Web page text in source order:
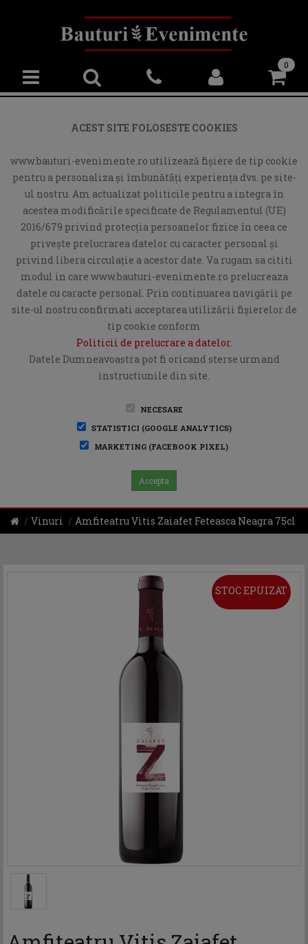
0
ACEST SITE FOLOSESTE COOKIES
www.bauturi-evenimente.ro utilizează fişiere de tip cookie
pentru a personaliza și îmbunătăți experiența dvs. pe site-
ul nostru. Am actualizat politicile pentru a integra în
acestea modificările specificate de Regulamentul (UE)
2016/679 privind protecția persoanelor fizice în ceea ce
privește prelucrarea datelor cu caracter personal și
privind libera circulație a acestor date. Va rugam sa cititi
modul in care www.bauturi-evenimente.ro prelucreaza
datele cu caracte personal. Prin continuarea navigării pe
site-ul nostru confirmati acceptarea utilizării fişierelor de
tip cookie conform
Politicii de prelucrare a datelor.
Datele Dumneavoastra pot fi oricand sterse urmand
instructiunile din site.
NECESARE
STATISTICI (GOOGLE ANALYTICS)
MARKETING (FACEBOOK PIXEL)
Accepta
Vinuri Amfiteatru Vitis Zaiafet Feteasca Neagra 75cl
STOC EPUIZAT